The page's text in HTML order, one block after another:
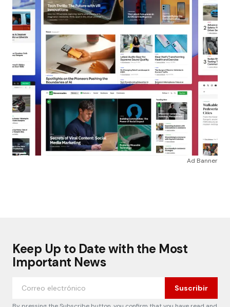
Ad Banner
Keep Up to Date with the Most
Important News
Suscribir